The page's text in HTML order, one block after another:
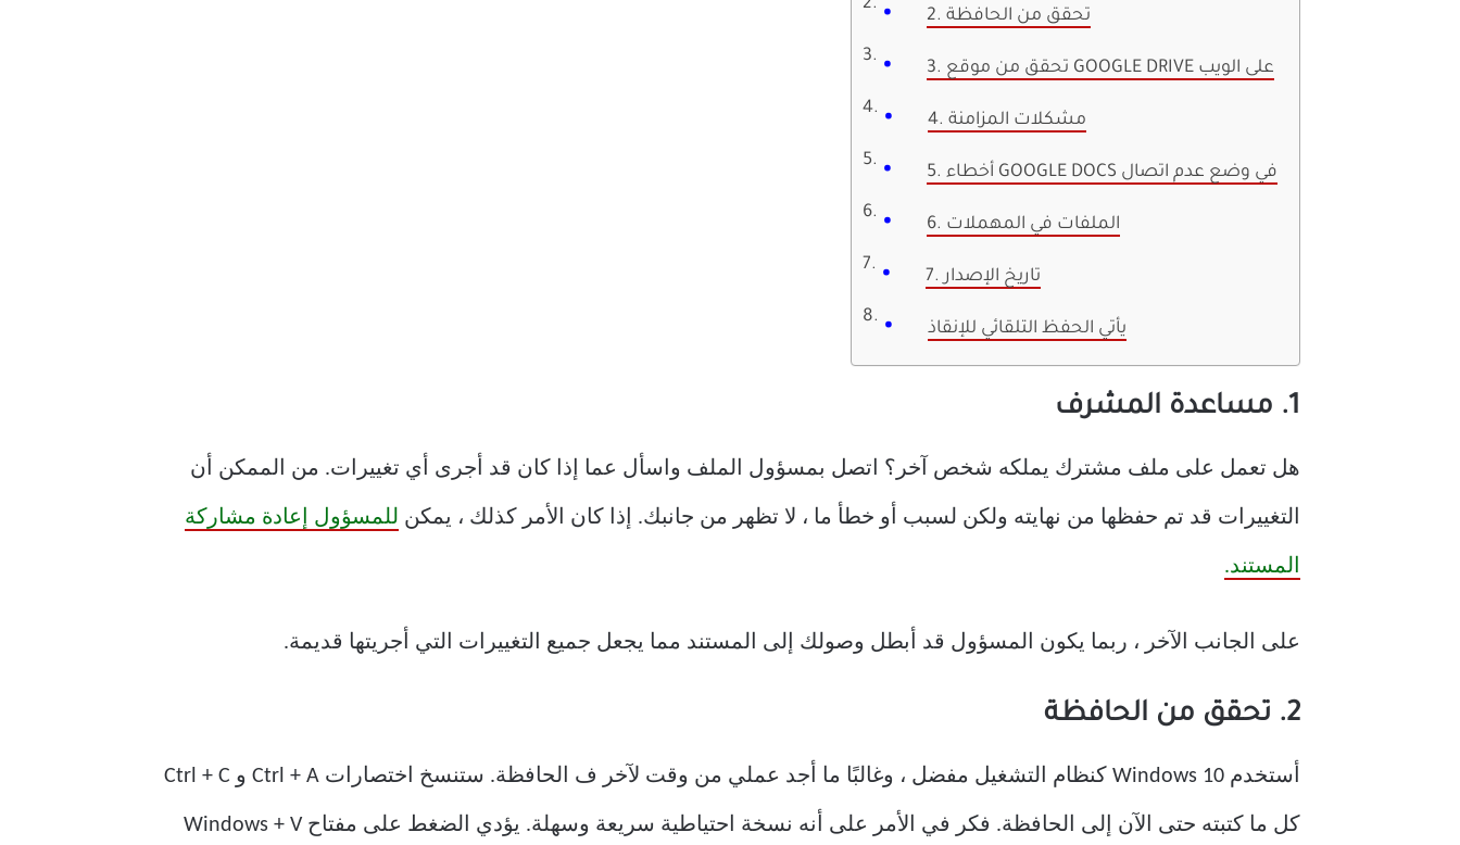
2. تحقق من الحافظة
3. تحقق من موقع GOOGLE DRIVE على الويب
4. مشكلات المزامنة
5. أخطاء GOOGLE DOCS في وضع عدم اتصال
6. الملفات في المهملات
7. تاريخ الإصدار
يأتي الحفظ التلقائي للإنقاذ
1. مساعدة المشرف
هل تعمل على ملف مشترك يملكه شخص آخر؟ اتصل بمسؤول الملف واسأل عما إذا كان قد أجرى أي تغييرات. من الممكن أن
التغييرات قد تم حفظها من نهايته ولكن لسبب أو خطأ ما ، لا تظهر من جانبك. إذا كان الأمر كذلك ، يمكن للمسؤول إعادة مشاركة
المستند.
على الجانب الآخر ، ربما يكون المسؤول قد أبطل وصولك إلى المستند مما يجعل جميع التغييرات التي أجريتها قديمة.
2. تحقق من الحافظة
أستخدم Windows 10 كنظام التشغيل مفضل ، وغالبًا ما أجد عملي من وقت لآخر ف الحافظة. ستنسخ اختصارات Ctrl + A و Ctrl + C
كل ما كتبته حتى الآن إلى الحافظة. فكر في الأمر على أنه نسخة احتياطية سريعة وسهلة. يؤدي الضغط على مفتاح Windows + V